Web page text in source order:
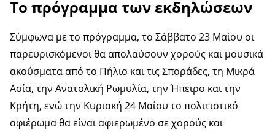
Το πρόγραμμα των εκδηλώσεων
Σύμφωνα με το πρόγραμμα, το Σάββατο 23 Μαΐου οι
παρευρισκόμενοι θα απολαύσουν χορούς και μουσικά
ακούσματα από το Πήλιο και τις Σποράδες, τη Μικρά
Ασία, την Ανατολική Ρωμυλία, την Ήπειρο και την
Κρήτη, ενώ την Κυριακή 24 Μαΐου το πολιτιστικό
αφιέρωμα θα είναι αφιερωμένο σε χορούς και